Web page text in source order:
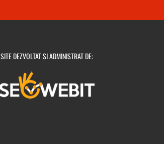
SITE DEZVOLTAT SI ADMINISTRAT DE: